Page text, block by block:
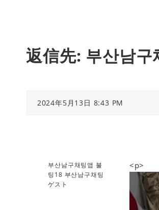
返信先: 부산남
2024年5月13日 8:43 PM
부산남구채팅앱 불
팅18 부산남구채팅
ゲスト
<p>